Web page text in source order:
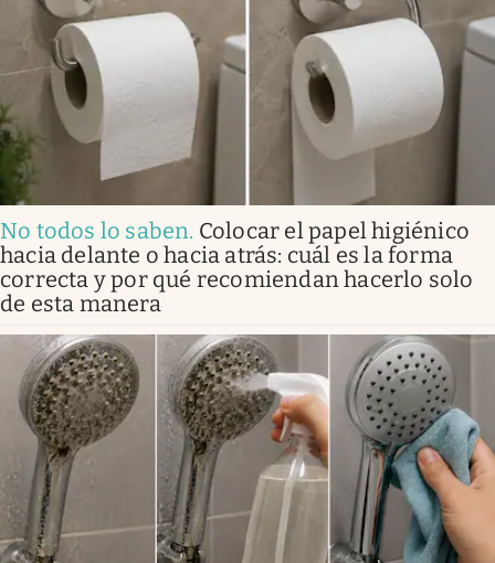
No todos lo saben. Colocar el papel higiénico
hacia delante o hacia atrás: cuál es la forma
correcta y por qué recomiendan hacerlo solo
de esta manera